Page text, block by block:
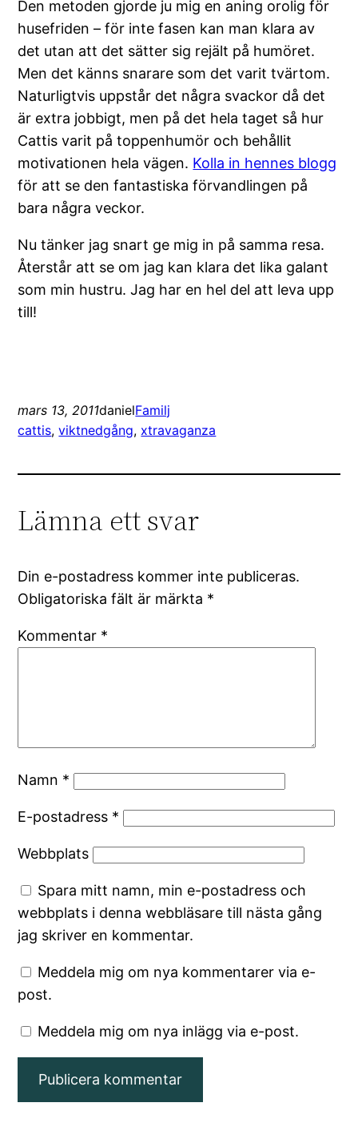
Den metoden gjorde ju mig en aning orolig för
husefriden – för inte fasen kan man klara av
det utan att det sätter sig rejält på humöret.
Men det känns snarare som det varit tvärtom.
Naturligtvis uppstår det några svackor då det
är extra jobbigt, men på det hela taget så hur
Cattis varit på toppenhumör och behållit
motivationen hela vägen. Kolla in hennes blogg
för att se den fantastiska förvandlingen på
bara några veckor.
Nu tänker jag snart ge mig in på samma resa.
Återstår att se om jag kan klara det lika galant
som min hustru. Jag har en hel del att leva upp
till!
mars 13, 2011danielFamilj
cattis, viktnedgång, xtravaganza
Lämna ett svar
Din e-postadress kommer inte publiceras.
Obligatoriska fält är märkta *
Kommentar *
Namn *
E-postadress *
Webbplats
Spara mitt namn, min e-postadress och
webbplats i denna webbläsare till nästa gång
jag skriver en kommentar.
Meddela mig om nya kommentarer via e-
post.
Meddela mig om nya inlägg via e-post.